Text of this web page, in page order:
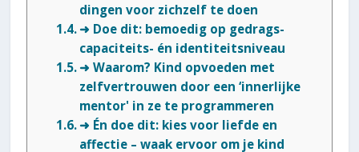
dingen voor zichzelf te doen
➜ Doe dit: bemoedig op gedrags-
capaciteits- én identiteitsniveau
➜ Waarom? Kind opvoeden met
zelfvertrouwen door een ‘innerlijke
mentor' in ze te programmeren
➜ Én doe dit: kies voor liefde en
affectie – waak ervoor om je kind